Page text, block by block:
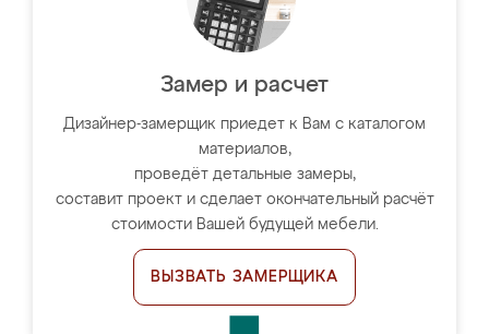
Замер и расчет
Дизайнер-замерщик приедет к Вам с каталогом
материалов,
проведёт детальные замеры,
составит проект и сделает окончательный расчёт
стоимости Вашей будущей мебели.
ВЫЗВАТЬ ЗАМЕРЩИКА